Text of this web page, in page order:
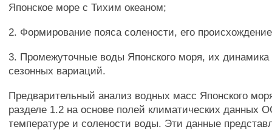
Японское море с Тихим океаном;
2. Формирование пояса солености, его
3. Промежуточные воды Японского моря, их динамика
сезонных вариаций.
Предварительный анализ водных масс Японского
разделе 1.2 на основе полей климатических данных
температуре и солености воды. Эти данные